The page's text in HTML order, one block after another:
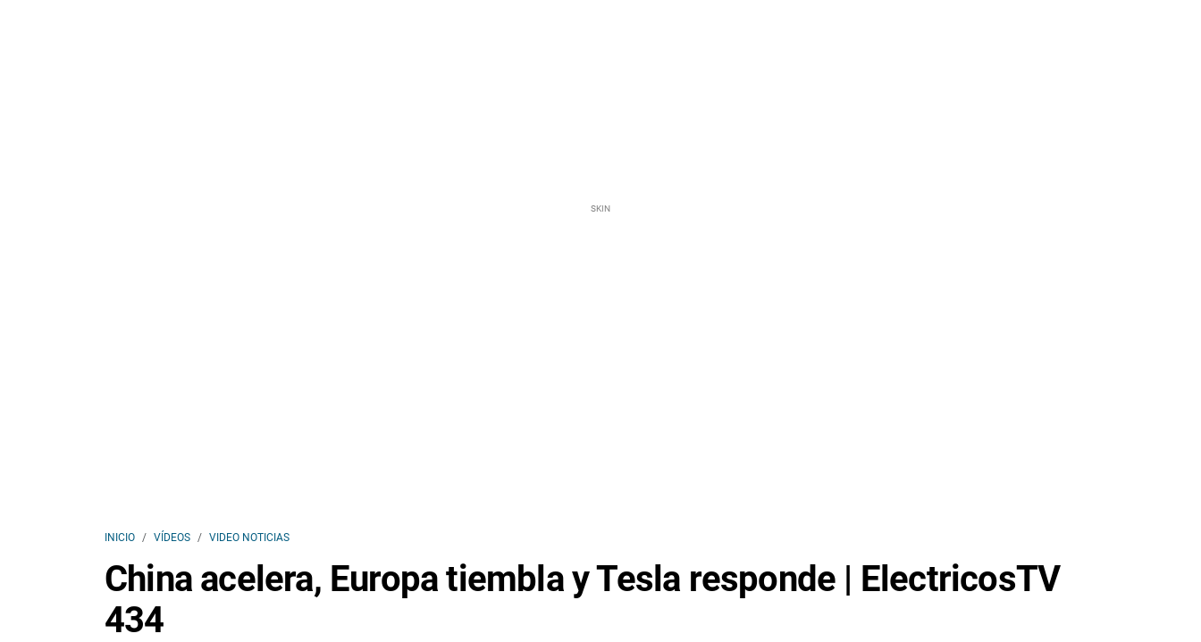
INICIO VÍDEOS VIDEO NOTICIAS
China acelera, Europa tiembla y Tesla responde | ElectricosTV
434